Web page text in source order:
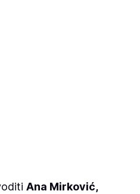
Ana Mirković,